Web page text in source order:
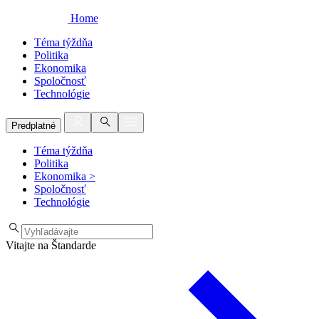
Home
Téma týždňa
Politika
Ekonomika
Spoločnosť
Technológie
Predplatné
Téma týždňa
Politika
Ekonomika >
Spoločnosť
Technológie
Vitajte na Štandarde